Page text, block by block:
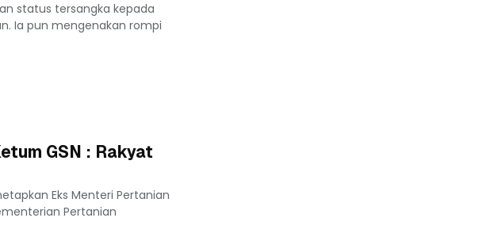
status tersangka kepada
Ia pun mengenakan rompi
GSN : Rakyat
Eks Menteri Pertanian
Pertanian